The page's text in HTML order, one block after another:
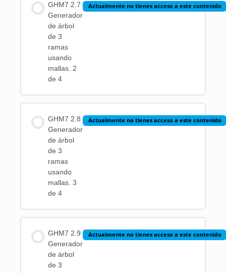
GHM7 2.7
Generador
de árbol
de 3
ramas
usando
mallas. 2
de 4
Actualmente no tienes acceso a este contenido
GHM7 2.8
Generador
de árbol
de 3
ramas
usando
mallas. 3
de 4
Actualmente no tienes acceso a este contenido
GHM7 2.9
Generador
de árbol
de 3
Actualmente no tienes acceso a este contenido